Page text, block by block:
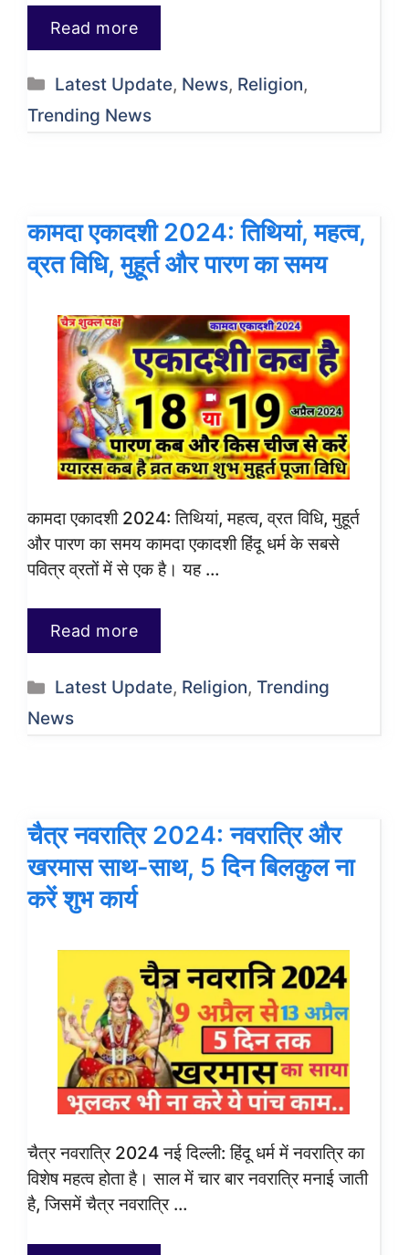
Read more
Categories
Latest Update, News, Religion,
Trending News
कामदा एकादशी 2024: तिथियां, महत्व,
व्रत विधि, मुहूर्त और पारण का समय
कामदा एकादशी 2024: तिथियां, महत्व, व्रत विधि, मुहूर्त
और पारण का समय कामदा एकादशी हिंदू धर्म के सबसे
पवित्र व्रतों में से एक है। यह …
Read more
Categories
Latest Update, Religion,Trending
News
चैत्र नवरात्रि 2024: नवरात्रि और
खरमास साथ-साथ, 5 दिन बिलकुल ना
करें शुभ कार्य
चैत्र नवरात्रि 2024 नई दिल्ली: हिंदू धर्म में नवरात्रि का
विशेष महत्व होता है। साल में चार बार नवरात्रि मनाई जाती
है, जिसमें चैत्र नवरात्रि …